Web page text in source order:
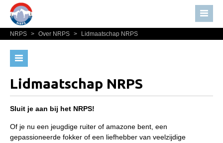
Home
Nieuws
Bestuur NRPS
Lidmaatschap NRPS
Informatie
Lid worden
NRPS > Over NRPS > Lidmaatschap NRPS
Bestuur NRPS
Lidmaatschap NRPS
Informatie
Lid worden
Statuten en reglementen
Lidmaatschap NRPS
Sluit je aan bij het NRPS!
Of je nu een jeugdige ruiter of amazone bent, een
gepassioneerde fokker of een liefhebber van veelzijdige